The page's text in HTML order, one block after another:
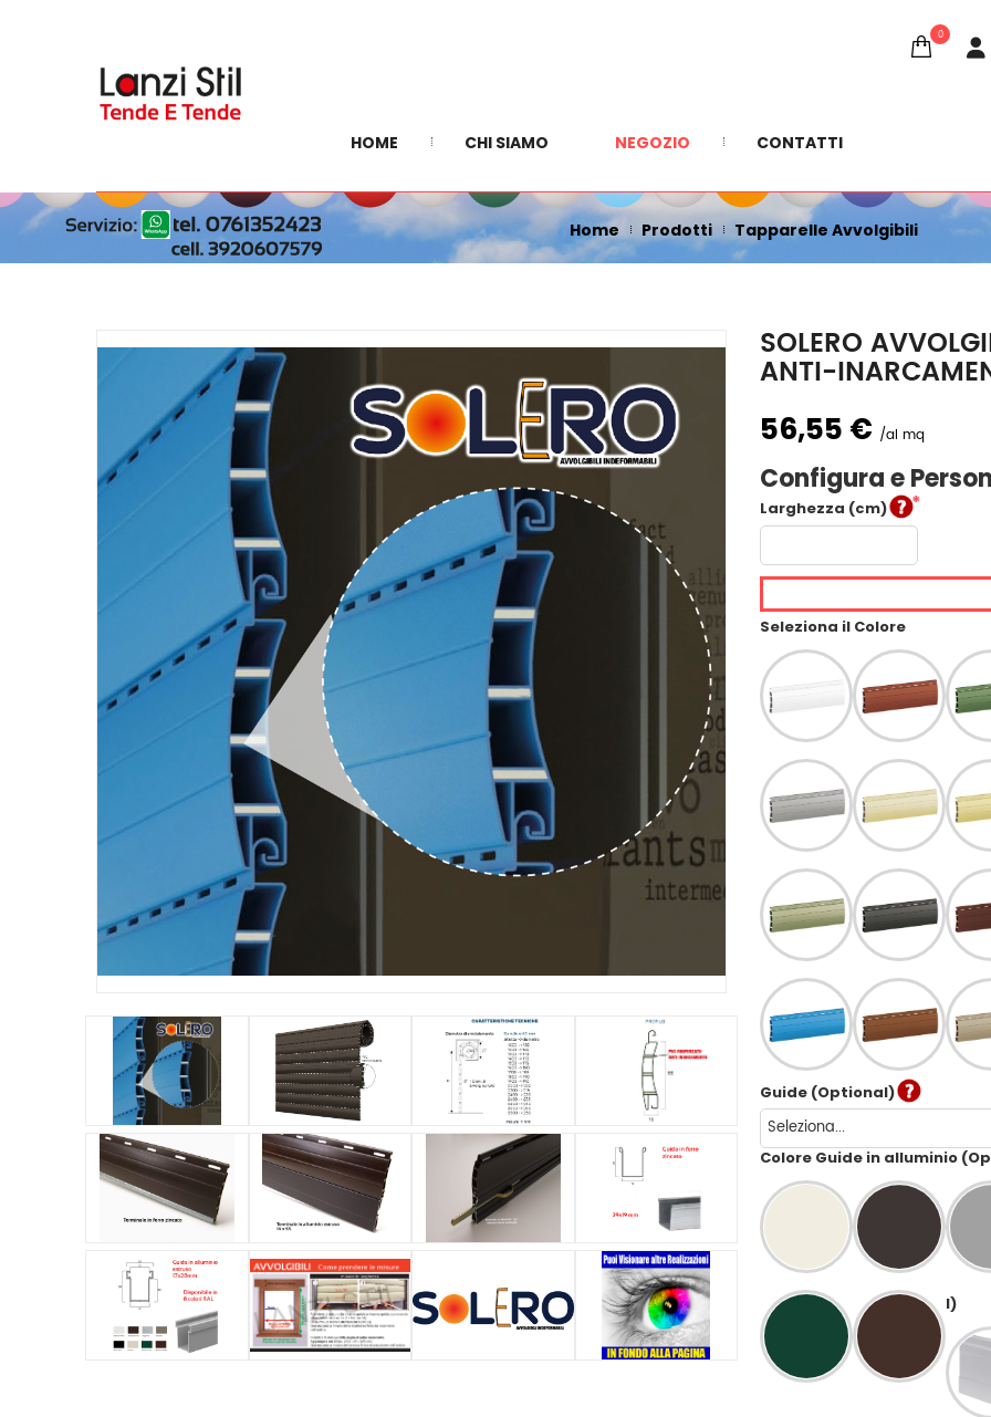
0
HOME CHI SIAMO NEGOZIO CONTATTI
SHOP
Home Prodotti Tapparelle Avvolgibili
SOLERO
ANTI-
56,55 € al mq
Configura e
Larghezza (cm)
Seleziona il Colore
Guide (Optional)
Colore Guide in alluminio
l)